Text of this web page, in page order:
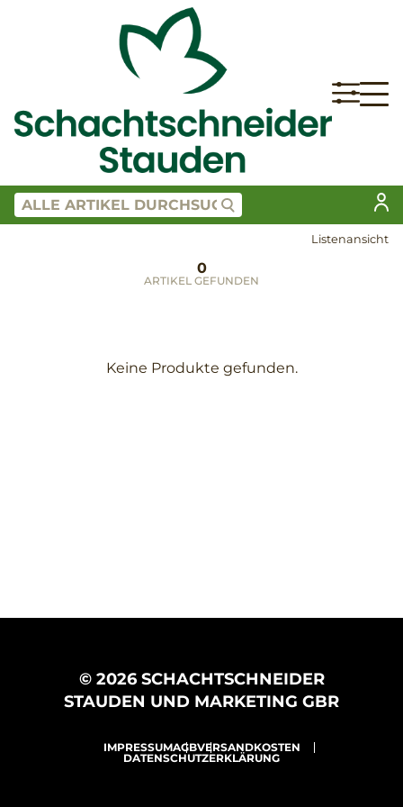
Listenansicht
0
ARTIKEL GEFUNDEN
Keine Produkte gefunden.
© 2026 SCHACHTSCHNEIDER
STAUDEN UND MARKETING GBR
IMPRESSUMAGBVERSANDKOSTEN
DATENSCHUTZERKLÄRUNG